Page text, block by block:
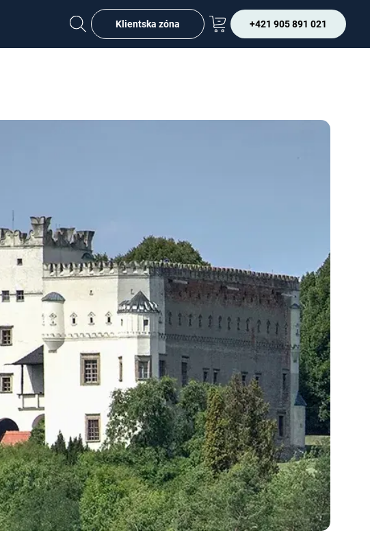
Klientska zóna +421 905 891 021